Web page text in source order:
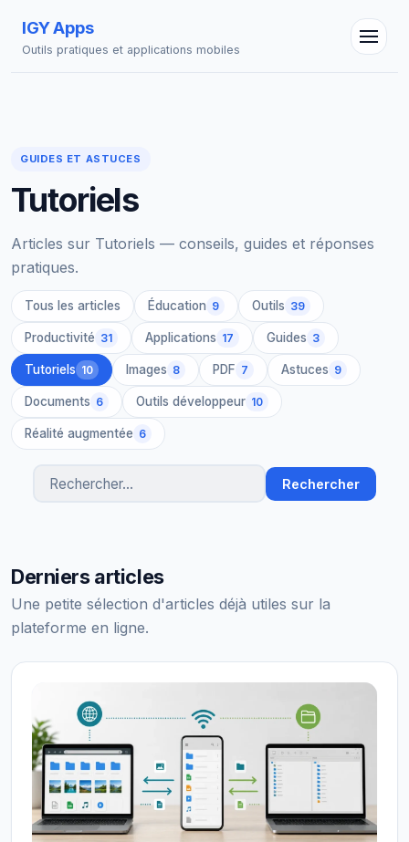
IGY Apps
Outils pratiques et applications mobiles
GUIDES ET ASTUCES
Tutoriels
Articles sur Tutoriels — conseils, guides et réponses
pratiques.
Tous les articles Éducation 9 Outils 39
Productivité 31 Applications 17 Guides 3
Tutoriels 10 Images 8 PDF 7 Astuces 9
Documents 6 Outils développeur 10
Réalité augmentée 6
Rechercher des articles
Rechercher
Derniers articles
Une petite sélection d'articles déjà utiles sur la
plateforme en ligne.
Assistant IGY
En ligne — Posez vos questions